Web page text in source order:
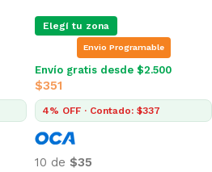
Elegí tu zona
Envio Programable
Envío gratis desde $2.500
$351
4% OFF · Contado: $337
10 de $35